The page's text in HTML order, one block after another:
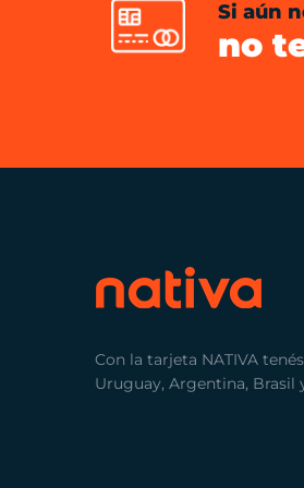
Si aún
no
Con la tarjeta NATIVA
Uruguay, Argentina, Brasil